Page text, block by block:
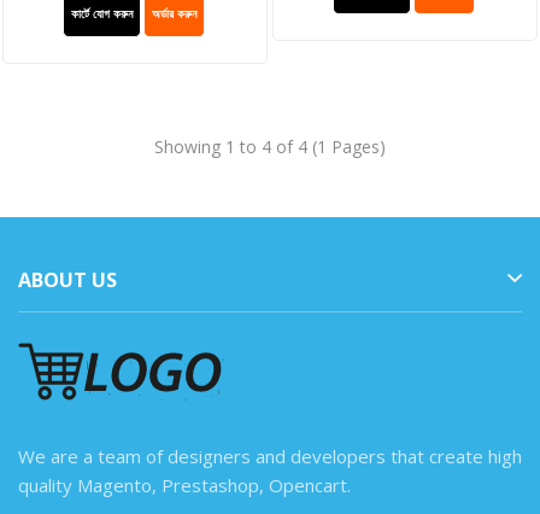
কার্টে যোগ করুন অর্ডার করুন
Showing 1 to 4 of 4 (1 Pages)
ABOUT US
We are a team of designers and developers that create high
quality Magento, Prestashop, Opencart.